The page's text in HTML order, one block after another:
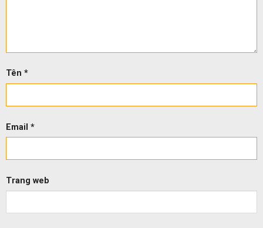
Tên *
Email *
Trang web